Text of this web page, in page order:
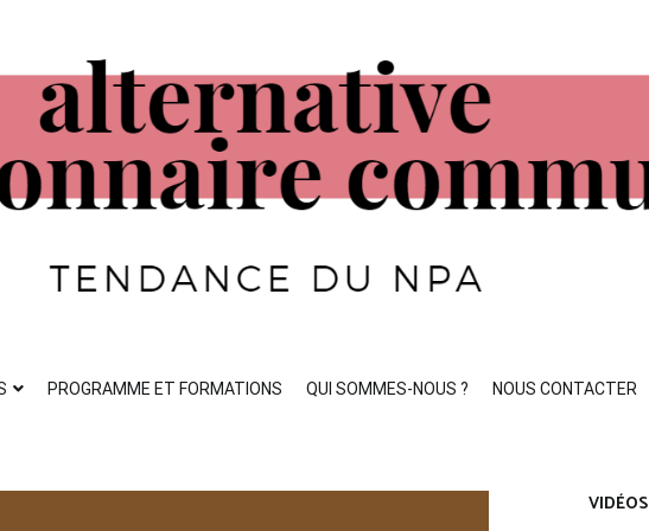
PROGRAMME ET FORMATIONS QUI SOMMES-NOUS ? NOUS CONTACTER
VIDÉOS